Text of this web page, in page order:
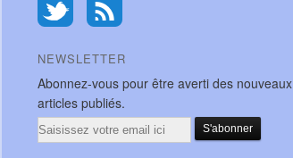
NEWSLETTER
Abonnez-vous pour être averti des nouveaux
articles publiés.
Email